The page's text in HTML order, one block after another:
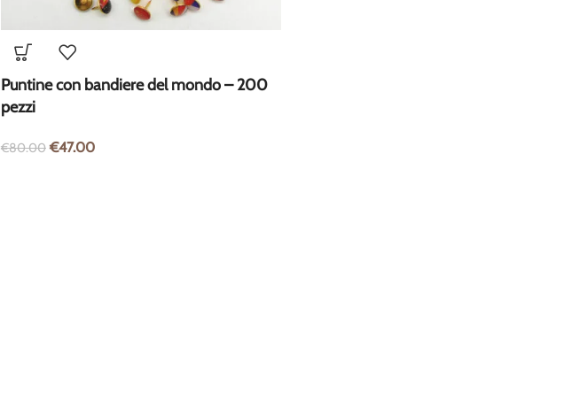
Puntine con bandiere del mondo – 200
pezzi
€80.00 €47.00